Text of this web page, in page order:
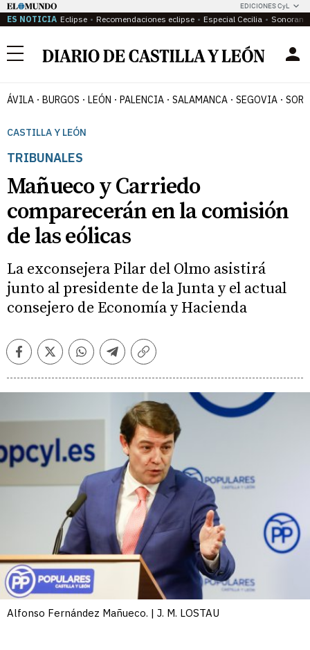
EDICIONES CyL
ES NOTICIA Eclipse Recomendaciones eclipse Especial Cecilia
Menú
ÁVILA BURGOS LEÓN PALENCIA SALAMANCA SEGOVIA
CASTILLA Y LEÓN
TRIBUNALES
Mañueco y Carriedo
comparecerán en la comisión
de las eólicas
La exconsejera Pilar del Olmo asistirá
junto al presidente de la Junta y el actual
consejero de Economía y Hacienda
FacebookTwitterWhatsappTelegramCopiar
Alfonso Fernández Mañueco. | J. M. LOSTAU